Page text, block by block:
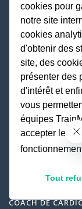
COACH DE
COACH DE
COACH DE
PROFESSEUR
COLLECTIF DE
PROFESSEUR DE
COACH DE
COACH DE
COACH DE
COACH DE
COACH DE
cookies pour
notre site
cookies
d'obtenir des
site, des
présenter des
d'intérêt et
vous
équipes
accepter les
Tout